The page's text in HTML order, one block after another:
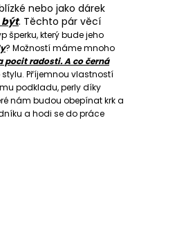
nebo jako dárek
být. Těchto pár věcí
šperku, který bude jeho
? Možností máme mnoho
pocit radosti. A co černá
Příjemnou vlastností
podkladu, perly díky
nám budou obepínat krk a
a hodi se do práce
Následující